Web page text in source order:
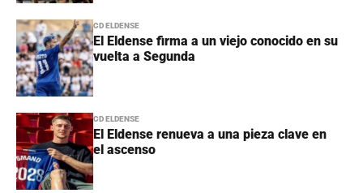
CD ELDENSE
El Eldense firma a un viejo conocido en su
vuelta a Segunda
CD ELDENSE
El Eldense renueva a una pieza clave en
el ascenso